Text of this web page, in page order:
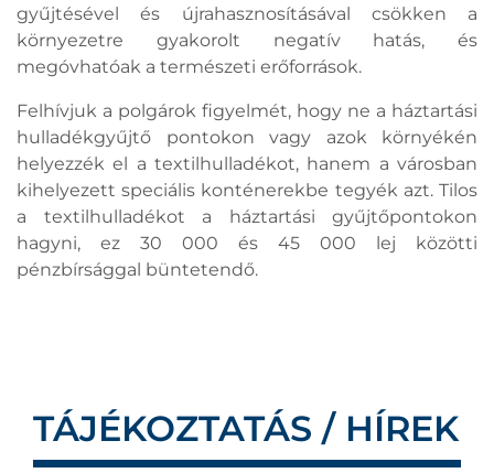
gyűjtésével és újrahasznosításával csökken a
környezetre gyakorolt negatív hatás, és
megóvhatóak a természeti erőforrások.
Felhívjuk a polgárok figyelmét, hogy ne a háztartási
hulladékgyűjtő pontokon vagy azok környékén
helyezzék el a textilhulladékot, hanem a városban
kihelyezett speciális konténerekbe tegyék azt. Tilos
a textilhulladékot a háztartási gyűjtőpontokon
hagyni, ez 30 000 és 45 000 lej közötti
pénzbírsággal büntetendő.
TÁJÉKOZTATÁS / HÍREK